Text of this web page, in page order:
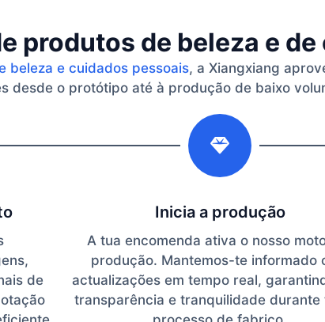
produtos de beleza e
beleza e cuidados pessoais, a Xiangxiang
desde o protótipo até à produção de baixo
de
Inicia a produção
A tua encomenda ativa o nosso
produção. Mantemos-te informado
actualizações em tempo real,
transparência e tranquilidade durante